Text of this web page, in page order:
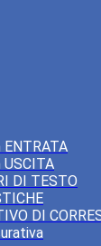
DI TESTO
DI